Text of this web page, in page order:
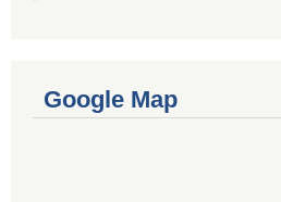
Google Map